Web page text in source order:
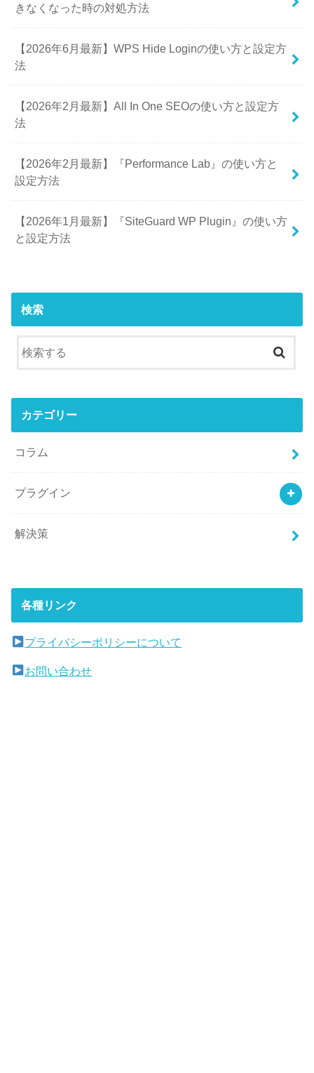
きなくなった時の対処方法
【2026年6月最新】WPS Hide Loginの使い方と設定方
法
【2026年2月最新】All In One SEOの使い方と設定方
法
【2026年2月最新】『Performance Lab』の使い方と
設定方法
【2026年1月最新】『SiteGuard WP Plugin』の使い方
と設定方法
検索
カテゴリー
コラム
プラグイン
解決策
各種リンク
プライバシーポリシーについて
お問い合わせ